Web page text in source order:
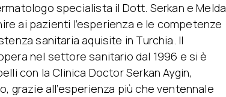
specialista il Dott. Serkan e Melda
ai pazienti l’esperienza e le competenze
sanitaria aquisite in Turchia. Il
nel settore sanitario dal 1996 e si è
con la Clinica Doctor Serkan Aygin,
grazie all’esperienza più che ventennale